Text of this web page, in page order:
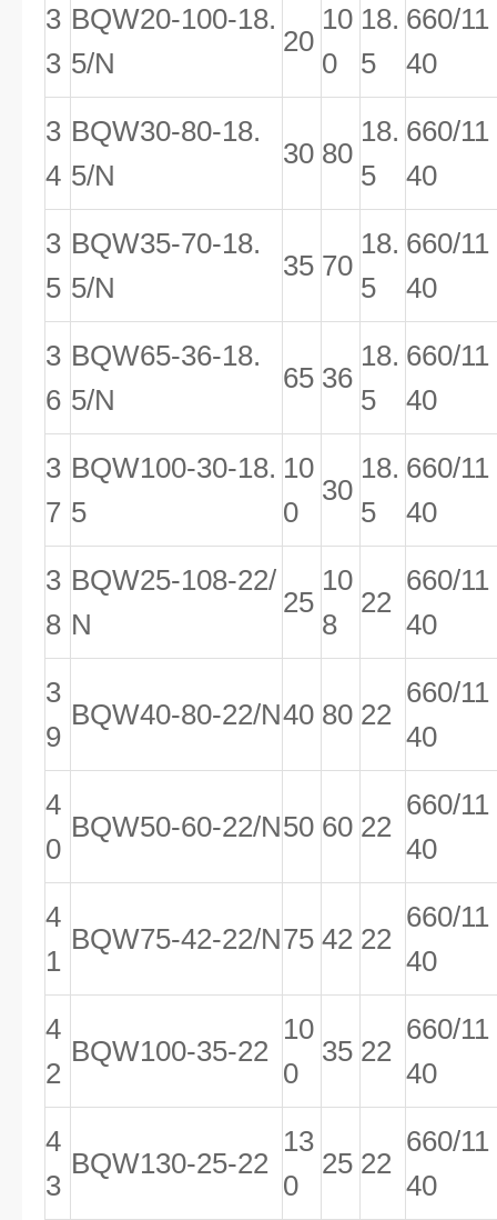
3
3
BQW20-100-18.
5/N
20
10
0
18.
5
660/11
40
3
4
BQW30-80-18.
5/N
30 80
18.
5
660/11
40
3
5
BQW35-70-18.
5/N
35 70
18.
5
660/11
40
3
6
BQW65-36-18.
5/N
65 36
18.
5
660/11
40
3
7
BQW100-30-18.
5
10
0
30
18.
5
660/11
40
3
8
BQW25-108-22/
N
25
10
8
22
660/11
40
3
9
BQW40-80-22/N40 80 22
660/11
40
4
0
BQW50-60-22/N50 60 22
660/11
40
4
1
BQW75-42-22/N75 42 22
660/11
40
4
2
BQW100-35-22
10
0
35 22
660/11
40
4
3
BQW130-25-22
13
0
25 22
660/11
40